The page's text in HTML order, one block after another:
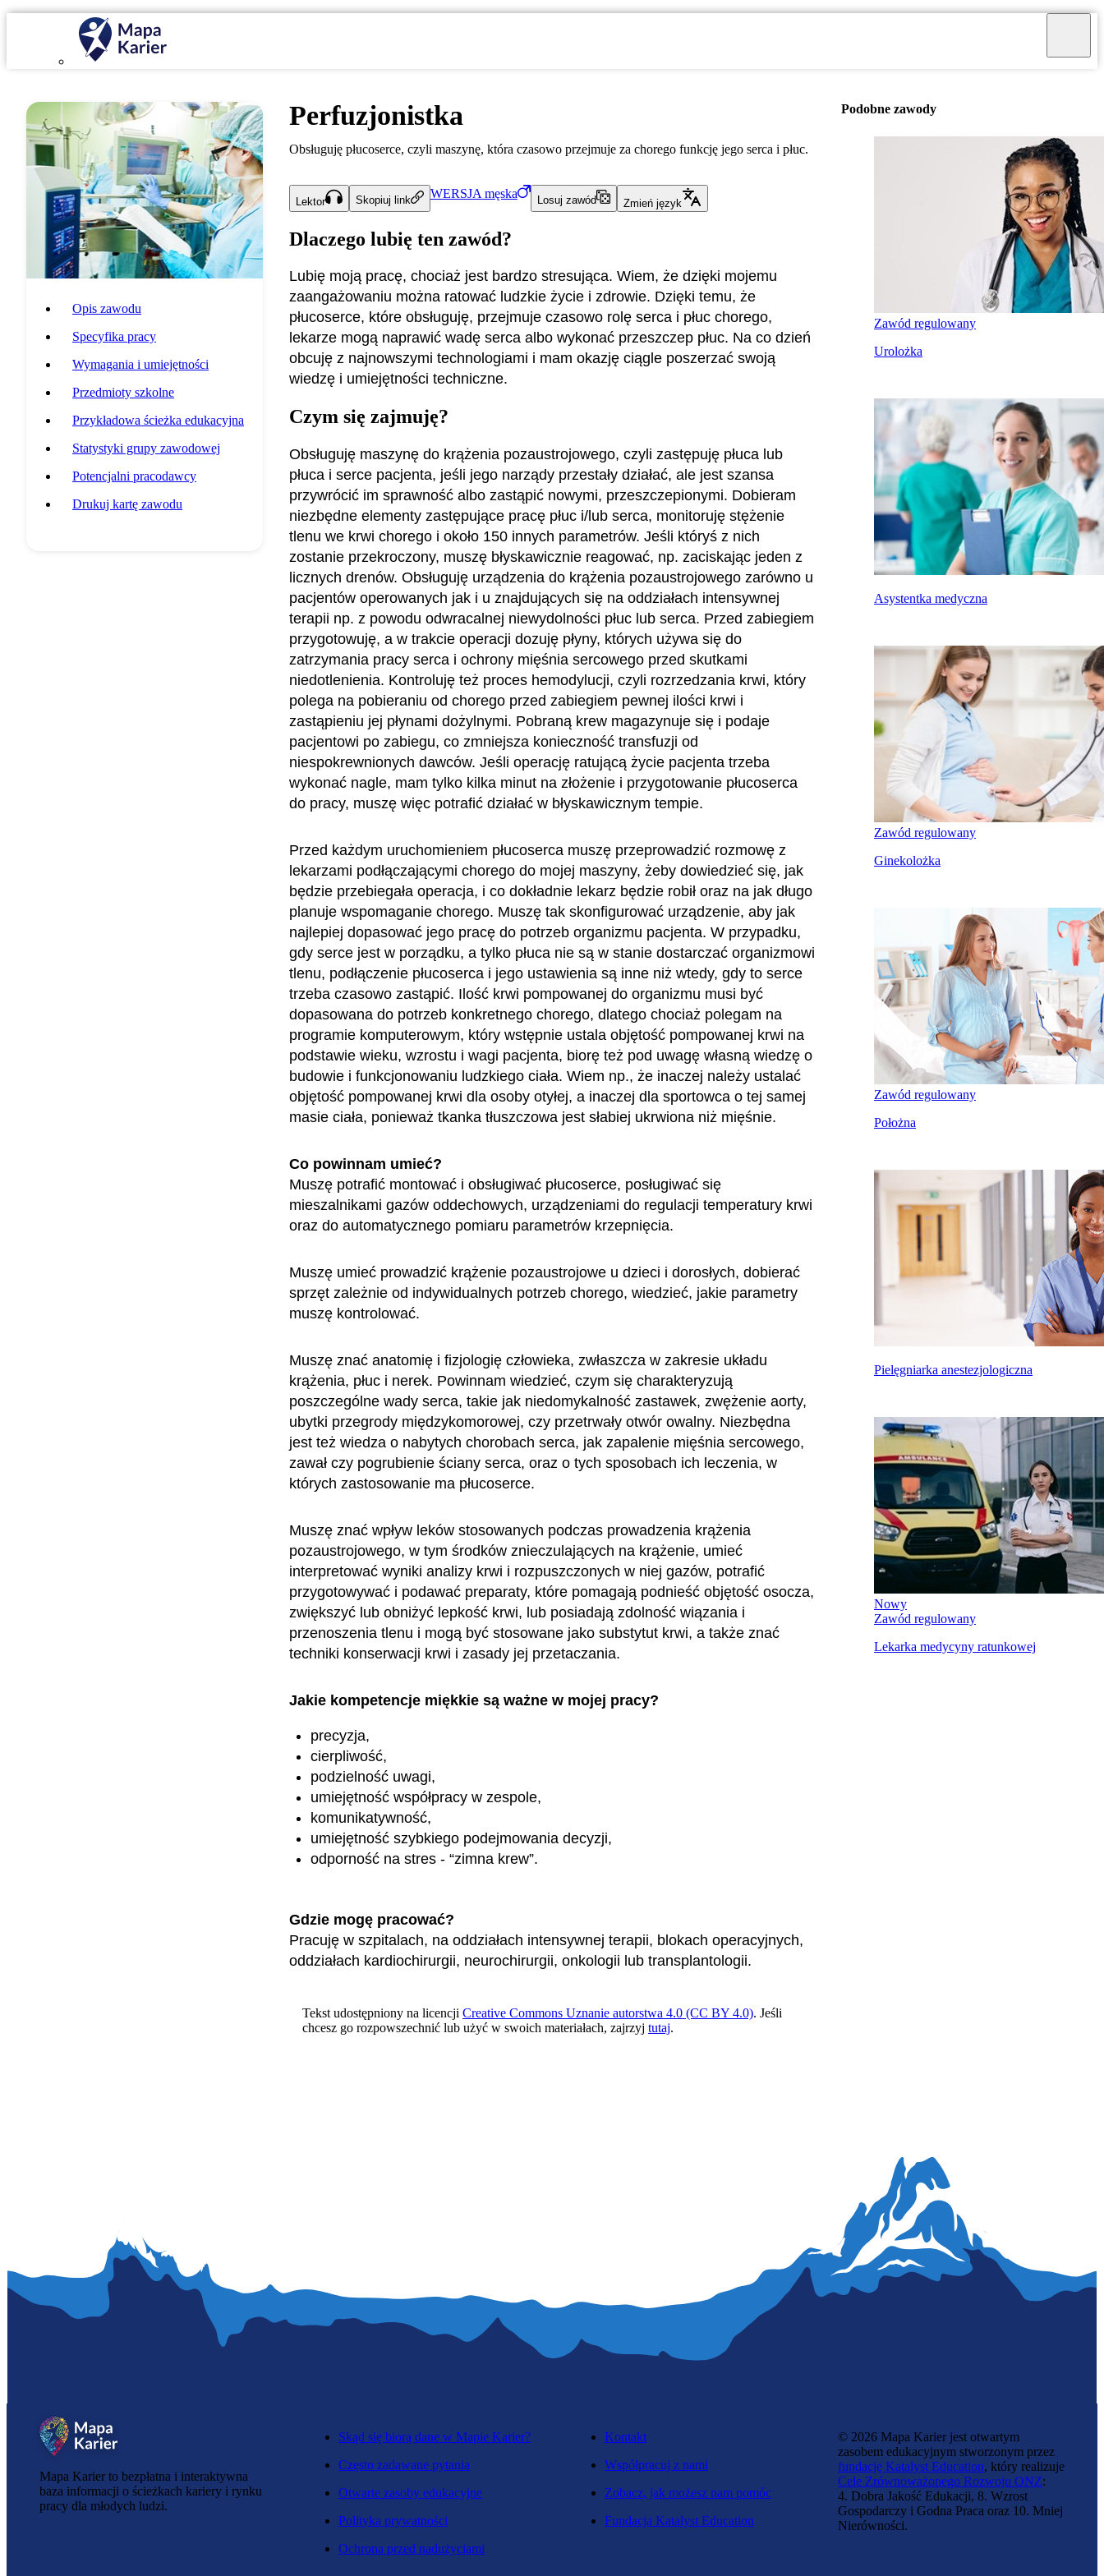
Opis zawodu
Specyfika pracy
Wymagania i umiejętności
Przedmioty szkolne
Przykładowa ścieżka edukacyjna
Statystyki grupy zawodowej
Potencjalni pracodawcy
Drukuj kartę zawodu
Perfuzjonistka
Obsługuję płucoserce, czyli maszynę, która czasowo przejmuje za chorego funkcję jego serca i płuc.
Lektor Skopiuj link WERSJA męska
Losuj zawód Zmień język
Dlaczego lubię ten zawód?
Lubię moją pracę, chociaż jest bardzo stresująca. Wiem, że dzięki mojemu
zaangażowaniu można ratować ludzkie życie i zdrowie. Dzięki temu, że
płucoserce, które obsługuję, przejmuje czasowo rolę serca i płuc chorego,
lekarze mogą naprawić wadę serca albo wykonać przeszczep płuc. Na co dzień
obcuję z najnowszymi technologiami i mam okazję ciągle poszerzać swoją
wiedzę i umiejętności techniczne.
Czym się zajmuję?
Obsługuję maszynę do krążenia pozaustrojowego, czyli zastępuję płuca lub
płuca i serce pacjenta, jeśli jego narządy przestały działać, ale jest szansa
przywrócić im sprawność albo zastąpić nowymi, przeszczepionymi. Dobieram
niezbędne elementy zastępujące pracę płuc i/lub serca, monitoruję stężenie
tlenu we krwi chorego i około 150 innych parametrów. Jeśli któryś z nich
zostanie przekroczony, muszę błyskawicznie reagować, np. zaciskając jeden z
licznych drenów. Obsługuję urządzenia do krążenia pozaustrojowego zarówno u
pacjentów operowanych jak i u znajdujących się na oddziałach intensywnej
terapii np. z powodu odwracalnej niewydolności płuc lub serca. Przed zabiegiem
przygotowuję, a w trakcie operacji dozuję płyny, których używa się do
zatrzymania pracy serca i ochrony mięśnia sercowego przed skutkami
niedotlenienia. Kontroluję też proces hemodylucji, czyli rozrzedzania krwi, który
polega na pobieraniu od chorego przed zabiegiem pewnej ilości krwi i
zastąpieniu jej płynami dożylnymi. Pobraną krew magazynuje się i podaje
pacjentowi po zabiegu, co zmniejsza konieczność transfuzji od
niespokrewnionych dawców. Jeśli operację ratującą życie pacjenta trzeba
wykonać nagle, mam tylko kilka minut na złożenie i przygotowanie płucoserca
do pracy, muszę więc potrafić działać w błyskawicznym tempie.
Przed każdym uruchomieniem płucoserca muszę przeprowadzić rozmowę z
lekarzami podłączającymi chorego do mojej maszyny, żeby dowiedzieć się, jak
będzie przebiegała operacja, i co dokładnie lekarz będzie robił oraz na jak długo
planuje wspomaganie chorego. Muszę tak skonfigurować urządzenie, aby jak
najlepiej dopasować jego pracę do potrzeb organizmu pacjenta. W przypadku,
gdy serce jest w porządku, a tylko płuca nie są w stanie dostarczać organizmowi
tlenu, podłączenie płucoserca i jego ustawienia są inne niż wtedy, gdy to serce
trzeba czasowo zastąpić. Ilość krwi pompowanej do organizmu musi być
dopasowana do potrzeb konkretnego chorego, dlatego chociaż polegam na
programie komputerowym, który wstępnie ustala objętość pompowanej krwi na
podstawie wieku, wzrostu i wagi pacjenta, biorę też pod uwagę własną wiedzę o
budowie i funkcjonowaniu ludzkiego ciała. Wiem np., że inaczej należy ustalać
objętość pompowanej krwi dla osoby otyłej, a inaczej dla sportowca o tej samej
masie ciała, ponieważ tkanka tłuszczowa jest słabiej ukrwiona niż mięśnie.
Co powinnam umieć?
Muszę potrafić montować i obsługiwać płucoserce, posługiwać się
mieszalnikami gazów oddechowych, urządzeniami do regulacji temperatury krwi
oraz do automatycznego pomiaru parametrów krzepnięcia.
Muszę umieć prowadzić krążenie pozaustrojowe u dzieci i dorosłych, dobierać
sprzęt zależnie od indywidualnych potrzeb chorego, wiedzieć, jakie parametry
muszę kontrolować.
Muszę znać anatomię i fizjologię człowieka, zwłaszcza w zakresie układu
krążenia, płuc i nerek. Powinnam wiedzieć, czym się charakteryzują
poszczególne wady serca, takie jak niedomykalność zastawek, zwężenie aorty,
ubytki przegrody międzykomorowej, czy przetrwały otwór owalny. Niezbędna
jest też wiedza o nabytych chorobach serca, jak zapalenie mięśnia sercowego,
zawał czy pogrubienie ściany serca, oraz o tych sposobach ich leczenia, w
których zastosowanie ma płucoserce.
Muszę znać wpływ leków stosowanych podczas prowadzenia krążenia
pozaustrojowego, w tym środków znieczulających na krążenie, umieć
interpretować wyniki analizy krwi i rozpuszczonych w niej gazów, potrafić
przygotowywać i podawać preparaty, które pomagają podnieść objętość osocza,
zwiększyć lub obniżyć lepkość krwi, lub posiadają zdolność wiązania i
przenoszenia tlenu i mogą być stosowane jako substytut krwi, a także znać
techniki konserwacji krwi i zasady jej przetaczania.
Jakie kompetencje miękkie są ważne w mojej pracy?
precyzja,
cierpliwość,
podzielność uwagi,
umiejętność współpracy w zespole,
komunikatywność,
umiejętność szybkiego podejmowania decyzji,
odporność na stres - “zimna krew”.
Gdzie mogę pracować?
Pracuję w szpitalach, na oddziałach intensywnej terapii, blokach operacyjnych,
oddziałach kardiochirurgii, neurochirurgii, onkologii lub transplantologii.
Tekst udostępniony na licencji Creative Commons Uznanie autorstwa 4.0 (CC BY 4.0). Jeśli
chcesz go rozpowszechnić lub użyć w swoich materiałach, zajrzyj tutaj.
Podobne zawody
Zawód regulowany
Urolożka
Asystentka medyczna
Zawód regulowany
Ginekolożka
Zawód regulowany
Położna
Pielęgniarka anestezjologiczna
Nowy
Zawód regulowany
Lekarka medycyny ratunkowej
Mapa Karier to bezpłatna i interaktywna
baza informacji o ścieżkach kariery i rynku
pracy dla młodych ludzi.
Skąd się biorą dane w Mapie Karier?
Często zadawane pytania
Otwarte zasoby edukacyjne
Polityka prywatności
Ochrona przed nadużyciami
Kontakt
Współpracuj z nami
Zobacz, jak możesz nam pomóc
Fundacja Katalyst Education
© 2026 Mapa Karier jest otwartym
zasobem edukacyjnym stworzonym przez
fundację Katalyst Education, który realizuje
Cele Zrównoważonego Rozwoju ONZ:
4. Dobra Jakość Edukacji, 8. Wzrost
Gospodarczy i Godna Praca oraz 10. Mniej
Nierówności.